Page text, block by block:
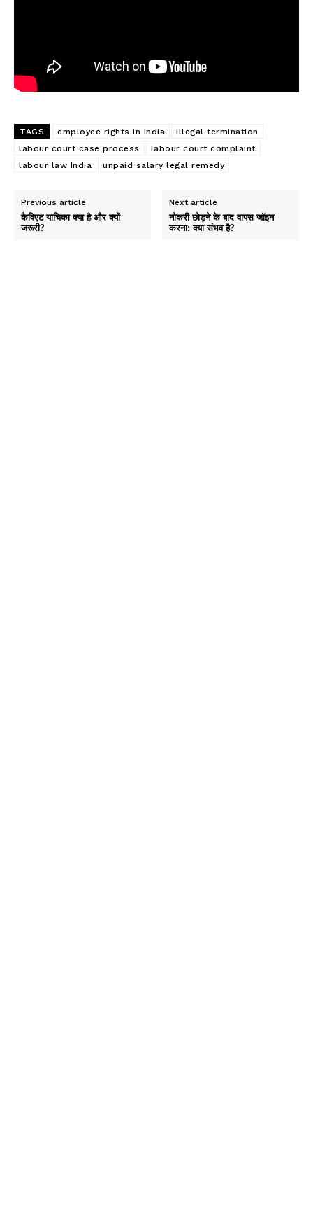
TAGS employee rights in India
illegal termination
labour court case process
labour court complaint
labour law India
unpaid salary legal remedy
Previous article
कैविएट याचिका क्या है और क्यों
जरूरी?
Next article
नौकरी छोड़ने के बाद वापस जॉइन
करना: क्या संभव है?